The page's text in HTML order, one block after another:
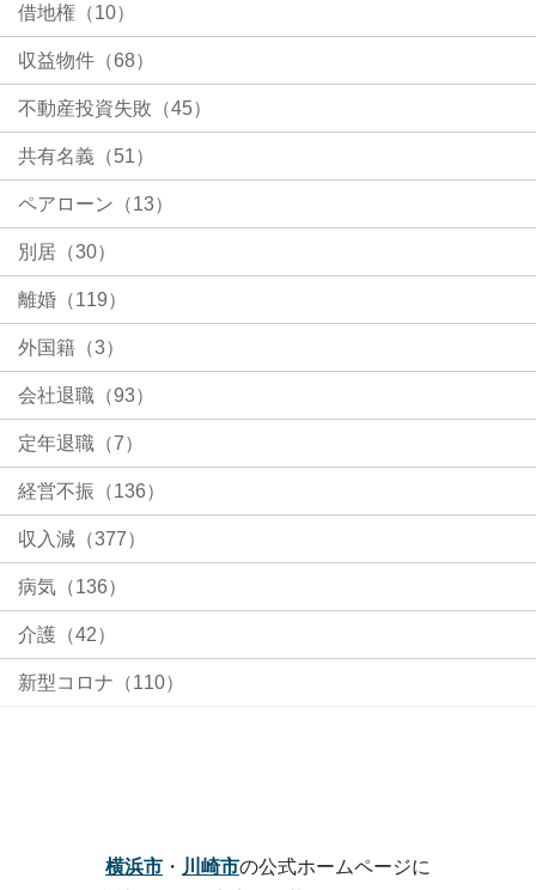
借地権（10）
収益物件（68）
不動産投資失敗（45）
共有名義（51）
ペアローン（13）
別居（30）
離婚（119）
外国籍（3）
会社退職（93）
定年退職（7）
経営不振（136）
収入減（377）
病気（136）
介護（42）
新型コロナ（110）
横浜市 ・ 川崎市の公式ホームページに